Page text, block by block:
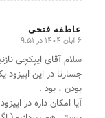
عاطفه فتحی
گفته: 6 آبان 1404 در 9:51
سلام آقای ایپکچی
جسارتا در این
بودن ، بود .
آیا امکان داره در